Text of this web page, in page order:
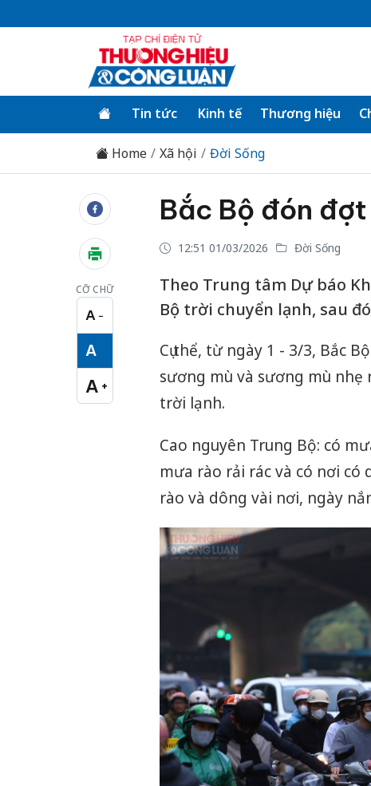
Tin tức Kinh tế Thương hiệu
Home Xã hội Đời Sống
CỠ CHỮ
A −
Cỡ chữ nhỏ
A
Cỡ chữ vừa
A +
Cỡ chữ lớn
Bắc Bộ đón
12:51 01/03/2026 Đời Sống
Theo Trung tâm Dự báo
Bộ trời chuyển lạnh, sau
Cụ thể, từ ngày 1 - 3/3, Bắc
sương mù và sương mù
trời lạnh.
Cao nguyên Trung Bộ: có
mưa rào rải rác và có nơi có
rào và dông vài nơi, ngày